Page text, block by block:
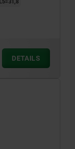
DETAILS